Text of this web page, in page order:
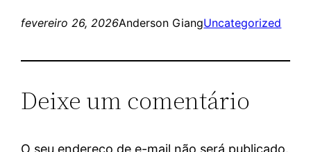
fevereiro 26, 2026Anderson GiangUncategorized
Deixe um comentário
O seu endereço de e-mail não será publicado.